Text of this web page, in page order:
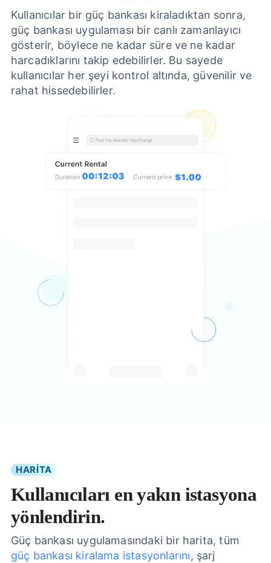
Kullanıcılar bir güç bankası kiraladıktan sonra,
güç bankası uygulaması bir canlı zamanlayıcı
gösterir, böylece ne kadar süre ve ne kadar
harcadıklarını takip edebilirler. Bu sayede
kullanıcılar her şeyi kontrol altında, güvenilir ve
rahat hissedebilirler.
HARİTA
Kullanıcıları en yakın istasyona
yönlendirin.
Güç bankası uygulamasındaki bir harita, tüm
güç bankası kiralama istasyonlarını, şarj